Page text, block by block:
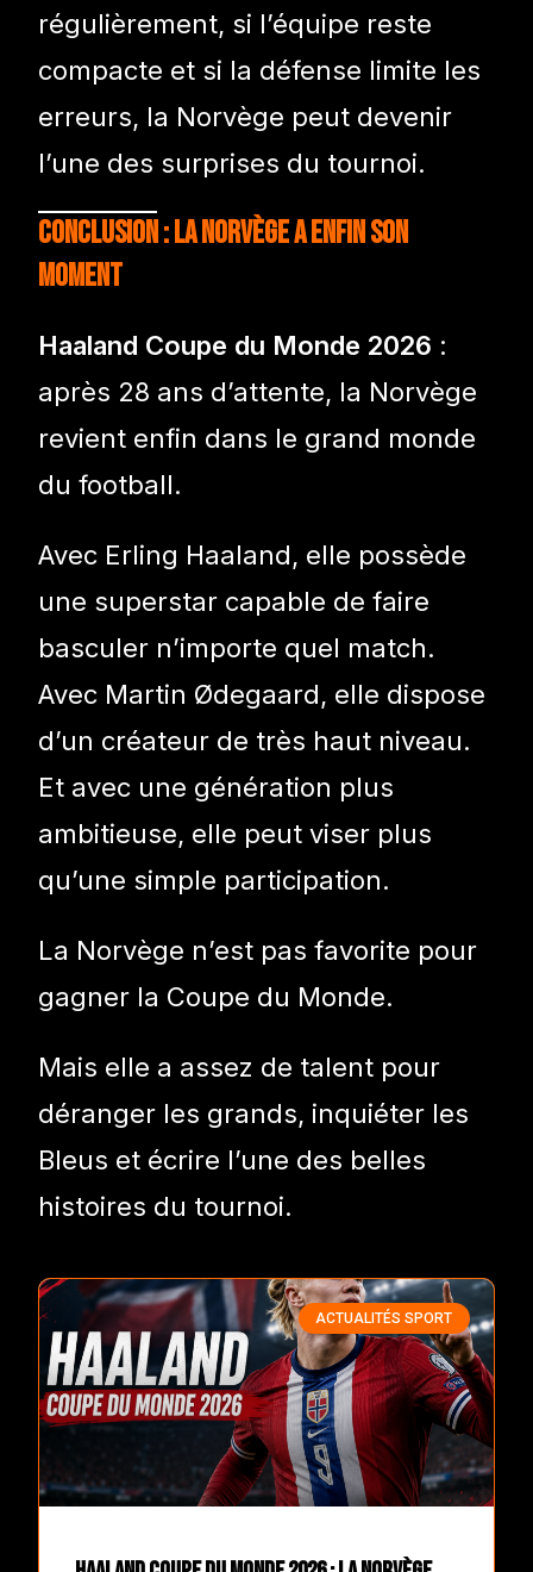
régulièrement, si l’équipe reste
compacte et si la défense limite les
erreurs, la Norvège peut devenir
l’une des surprises du tournoi.
Conclusion : la Norvège a enfin son
moment
Haaland Coupe du Monde 2026 :
après 28 ans d’attente, la Norvège
revient enfin dans le grand monde
du football.
Avec Erling Haaland, elle possède
une superstar capable de faire
basculer n’importe quel match.
Avec Martin Ødegaard, elle dispose
d’un créateur de très haut niveau.
Et avec une génération plus
ambitieuse, elle peut viser plus
qu’une simple participation.
La Norvège n’est pas favorite pour
gagner la Coupe du Monde.
Mais elle a assez de talent pour
déranger les grands, inquiéter les
Bleus et écrire l’une des belles
histoires du tournoi.
ACTUALITÉS SPORT